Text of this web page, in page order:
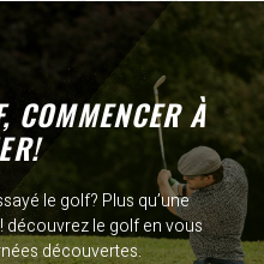
COMMENCER À
le golf? Plus qu’une
découvrez le golf en vous
découvertes.